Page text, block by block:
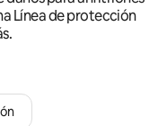
Línea de protección